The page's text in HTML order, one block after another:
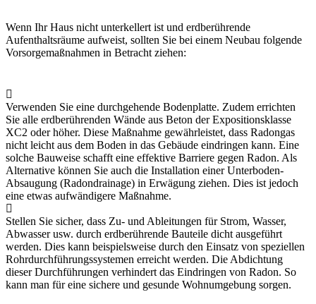
Wenn Ihr Haus nicht unterkellert ist und erdberührende
Aufenthaltsräume aufweist, sollten Sie bei einem Neubau folgende
Vorsorgemaßnahmen in Betracht ziehen:
Verwenden Sie eine durchgehende Bodenplatte. Zudem errichten
Sie alle erdberührenden Wände aus Beton der Expositionsklasse
XC2 oder höher. Diese Maßnahme gewährleistet, dass Radongas
nicht leicht aus dem Boden in das Gebäude eindringen kann. Eine
solche Bauweise schafft eine effektive Barriere gegen Radon. Als
Alternative können Sie auch die Installation einer Unterboden-
Absaugung (Radondrainage) in Erwägung ziehen. Dies ist jedoch
eine etwas aufwändigere Maßnahme.
Stellen Sie sicher, dass Zu- und Ableitungen für Strom, Wasser,
Abwasser usw. durch erdberührende Bauteile dicht ausgeführt
werden. Dies kann beispielsweise durch den Einsatz von speziellen
Rohrdurchführungssystemen erreicht werden. Die Abdichtung
dieser Durchführungen verhindert das Eindringen von Radon. So
kann man für eine sichere und gesunde Wohnumgebung sorgen.